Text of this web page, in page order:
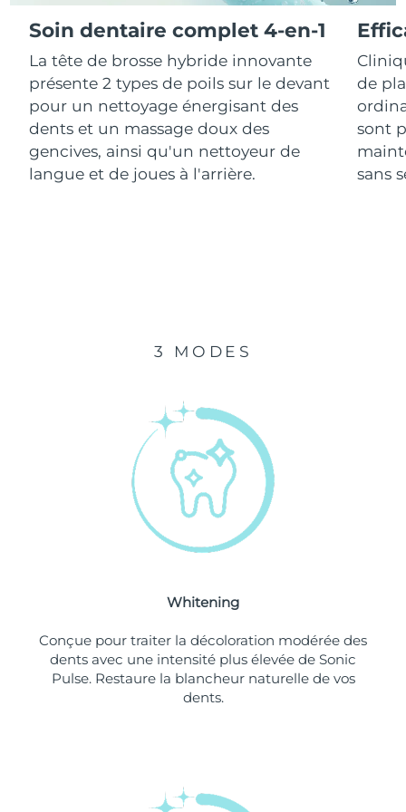
Soin dentaire complet 4-en-1
La tête de brosse hybride innovante
présente 2 types de poils sur le devant
pour un nettoyage énergisant des
dents et un massage doux des
gencives, ainsi qu'un nettoyeur de
langue et de joues à l'arrière.
de
sont
sans
3 MODES
Whitening
Conçue pour traiter la décoloration modérée des
dents avec une intensité plus élevée de Sonic
Pulse. Restaure la blancheur naturelle de vos
dents.
R.A.S. chinoise de
Macao
Malaisie Livraison estimée 8/13/26
Malte Livraison estimée 8/10/26
Mexique
Livraison estimée
Livraison estimée
Livraison estimée
Livraison estimée
Livraison estimée
La Réunion Livraison estimée8/15/26